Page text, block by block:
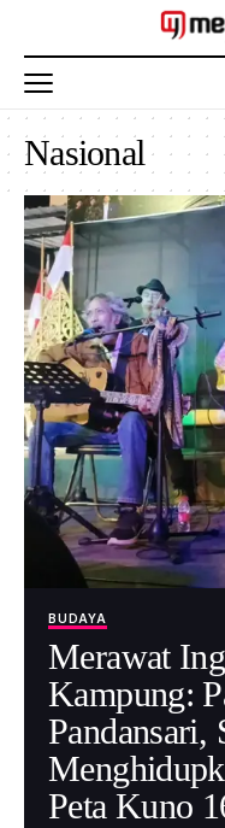
Nasional
BUDAYA
Merawat
Kampung:
Pandansari,
Peta Kuno